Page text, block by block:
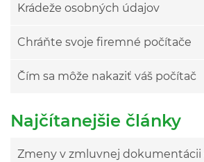
Krádeže osobných údajov
Chráňte svoje firemné počítače
Čím sa môže nakaziť váš počítač
Najčítanejšie články
Zmeny v zmluvnej dokumentácii